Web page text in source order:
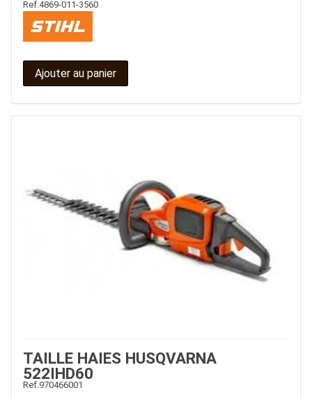
Ref.4869-011-3560
Ajouter au panier
TAILLE HAIES HUSQVARNA
522IHD60
Ref.970466001